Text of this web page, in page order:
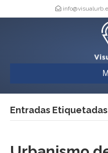
Entradas Etiquetadas